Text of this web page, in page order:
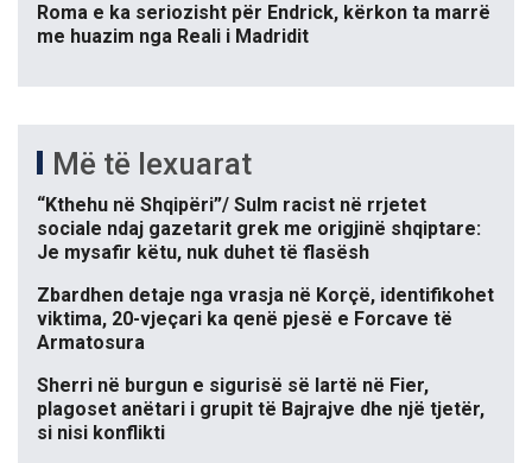
Roma e ka seriozisht për Endrick, kërkon ta marrë
me huazim nga Reali i Madridit
Më të lexuarat
“Kthehu në Shqipëri”/ Sulm racist në rrjetet
sociale ndaj gazetarit grek me origjinë shqiptare:
Je mysafir këtu, nuk duhet të flasësh
Zbardhen detaje nga vrasja në Korçë, identifikohet
viktima, 20-vjeçari ka qenë pjesë e Forcave të
Armatosura
Sherri në burgun e sigurisë së lartë në Fier,
plagoset anëtari i grupit të Bajrajve dhe një tjetër,
si nisi konflikti